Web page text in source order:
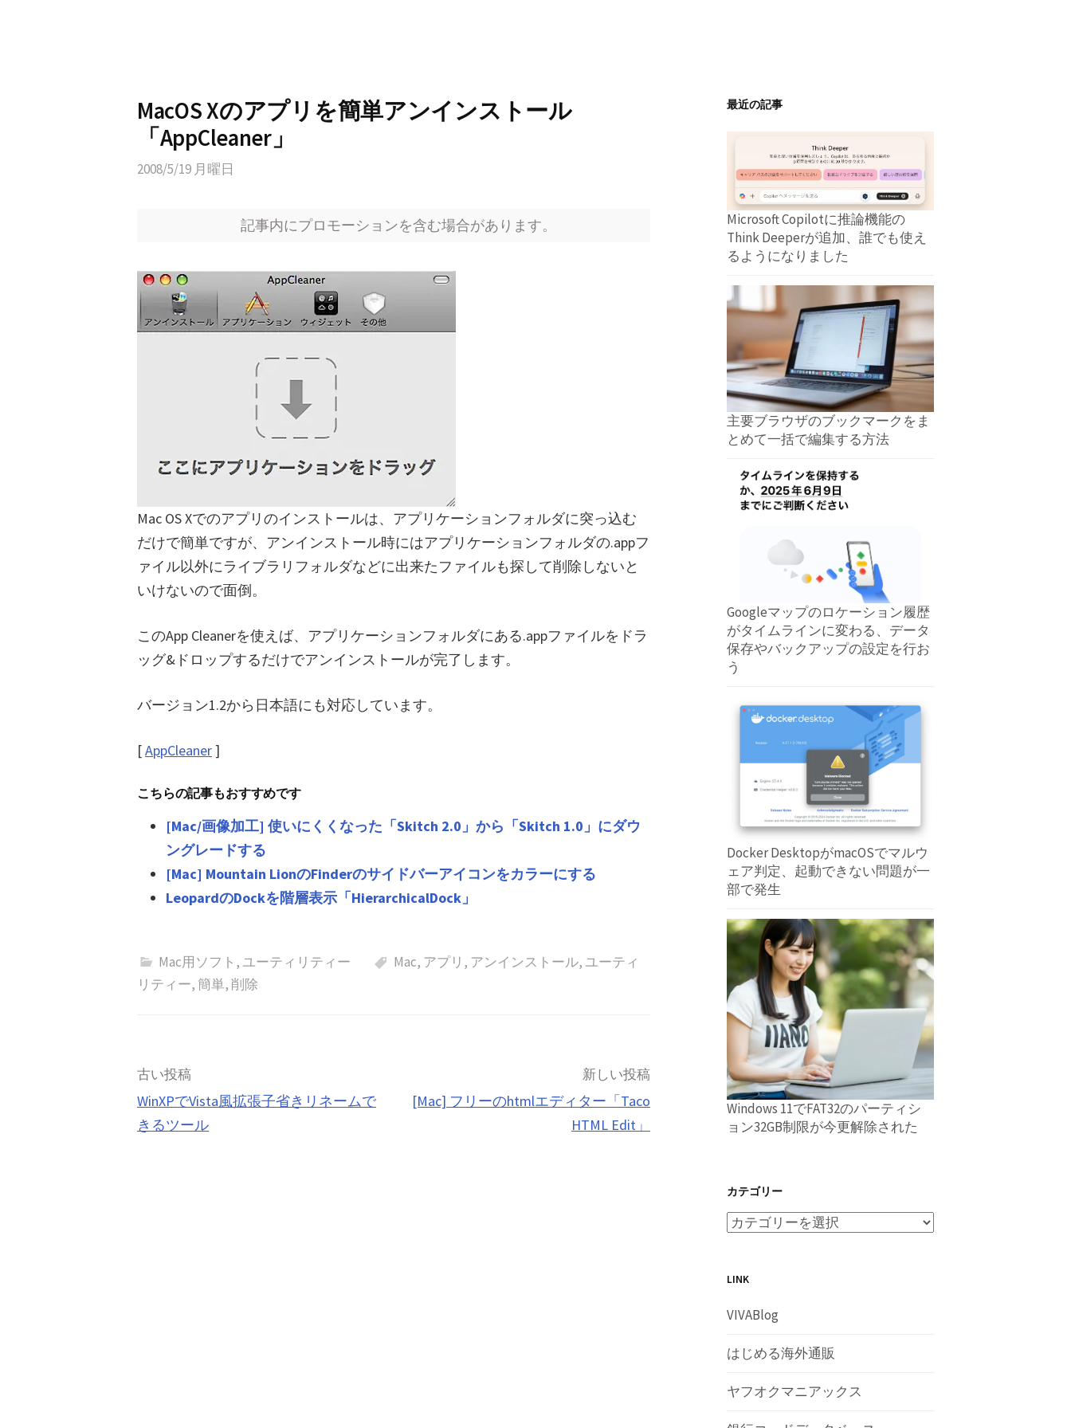
MacOS Xのアプリを簡単アンインストール
「AppCleaner」
2008/5/19 月曜日
記事内にプロモーションを含む場合があります。
Mac OS Xでのアプリのインストールは、アプリケーションフォルダに突っ込む
だけで簡単ですが、アンインストール時にはアプリケーションフォルダの.appフ
ァイル以外にライブラリフォルダなどに出来たファイルも探して削除しないと
いけないので面倒。
このApp Cleanerを使えば、アプリケーションフォルダにある.appファイルをドラ
ッグ&ドロップするだけでアンインストールが完了します。
バージョン1.2から日本語にも対応しています。
[AppCleaner ]
こちらの記事もおすすめです
[Mac/画像加工] 使いにくくなった「Skitch 2.0」から「Skitch 1.0」にダウ
ングレードする
[Mac] Mountain LionのFinderのサイドバーアイコンをカラーにする
LeopardのDockを階層表示「HierarchicalDock」
Mac用ソフト , ユーティリティー Mac, アプリ , アンインストール, ユーティ
リティー, 簡単,削除
投
稿
ナ
古い投稿
WinXPでVista風拡張子省きリネームで
きるツール
新しい投稿
[Mac] フリーのhtmlエディター「Taco
HTML Edit」
最近の記事
Microsoft Copilotに推論機能の
Think Deeperが追加、誰でも使え
るようになりました
主要ブラウザのブックマークをま
とめて一括で編集する方法
Googleマップのロケーション履歴
がタイムラインに変わる、データ
保存やバックアップの設定を行お
う
Docker DesktopがmacOSでマルウ
ェア判定、起動できない問題が一
部で発生
Windows 11でFAT32のパーティシ
ョン32GB制限が今更解除された
カテゴリー
LINK
VIVABlog
はじめる海外通販
ヤフオクマニアックス